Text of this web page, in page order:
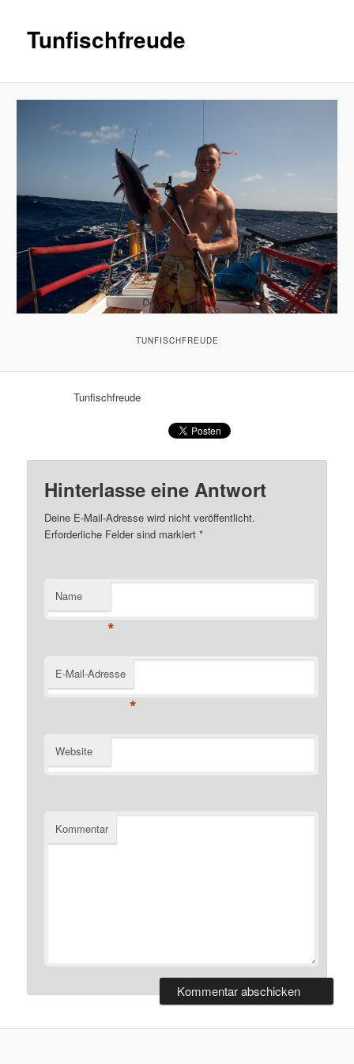
Tunfischfreude
TUNFISCHFREUDE
Tunfischfreude
Hinterlasse eine Antwort
Deine E-Mail-Adresse wird nicht veröffentlicht.
Erforderliche Felder sind markiert*
Name
*
E-Mail-Adresse
*
Website
Kommentar